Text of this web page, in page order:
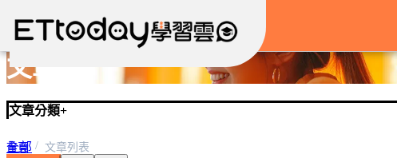
文章
文章分類+
全部
首頁
文章列表